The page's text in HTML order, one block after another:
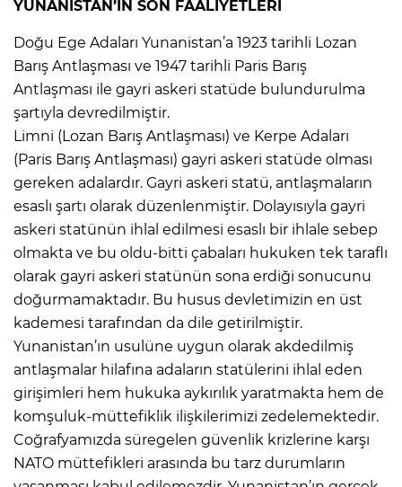
YUNANİSTAN’IN SON FAALİYETLERİ
Doğu Ege Adaları Yunanistan’a 1923 tarihli Lozan
Barış Antlaşması ve 1947 tarihli Paris Barış
Antlaşması ile gayri askeri statüde bulundurulma
şartıyla devredilmiştir.
Limni (Lozan Barış Antlaşması) ve Kerpe Adaları
(Paris Barış Antlaşması) gayri askeri statüde olması
gereken adalardır. Gayri askeri statü, antlaşmaların
esaslı şartı olarak düzenlenmiştir. Dolayısıyla gayri
askeri statünün ihlal edilmesi esaslı bir ihlale sebep
olmakta ve bu oldu-bitti çabaları hukuken tek taraflı
olarak gayri askeri statünün sona erdiği sonucunu
doğurmamaktadır. Bu husus devletimizin en üst
kademesi tarafından da dile getirilmiştir.
Yunanistan’ın usulüne uygun olarak akdedilmiş
antlaşmalar hilafına adaların statülerini ihlal eden
girişimleri hem hukuka aykırılık yaratmakta hem de
komşuluk-müttefiklik ilişkilerimizi zedelemektedir.
Coğrafyamızda süregelen güvenlik krizlerine karşı
NATO müttefikleri arasında bu tarz durumların